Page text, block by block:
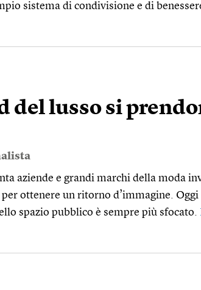
sistema di condivisione e di
del lusso si
aziende e grandi marchi della moda
ottenere un ritorno d’immagine.
spazio pubblico è sempre più sfocato.